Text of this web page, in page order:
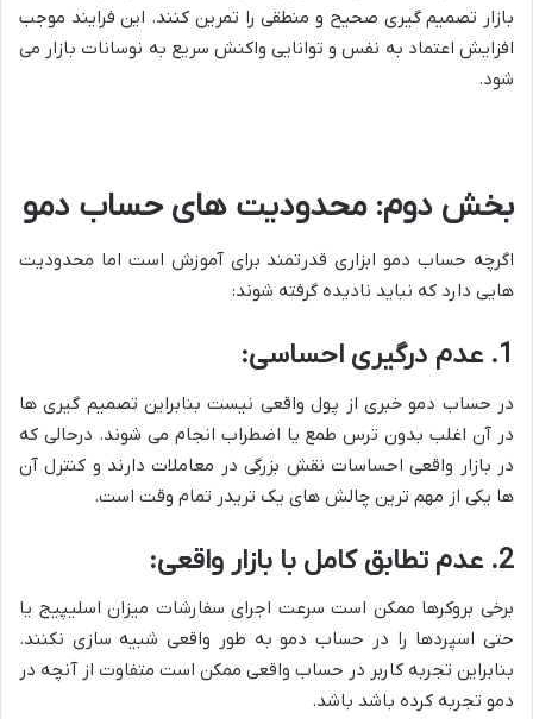
بازار تصمیم گیری صحیح و منطقی را تمرین کنند. این فرایند موجب
افزایش اعتماد به نفس و توانایی واکنش سریع به نوسانات بازار می
شود.
بخش دوم: محدودیت های حساب دمو
اگرچه حساب دمو ابزاری قدرتمند برای آموزش است اما محدودیت
هایی دارد که نباید نادیده گرفته شوند:
1. عدم درگیری احساسی:
در حساب دمو خبری از پول واقعی نیست بنابراین تصمیم گیری ها
در آن اغلب بدون ترس طمع یا اضطراب انجام می شوند. درحالی که
در بازار واقعی احساسات نقش بزرگی در معاملات دارند و کنترل آن
ها یکی از مهم ترین چالش های یک تریدر تمام وقت است.
2. عدم تطابق کامل با بازار واقعی:
برخی بروکرها ممکن است سرعت اجرای سفارشات میزان اسلیپیج یا
حتی اسپردها را در حساب دمو به طور واقعی شبیه سازی نکنند.
بنابراین تجربه کاربر در حساب واقعی ممکن است متفاوت از آنچه در
دمو تجربه کرده باشد باشد.